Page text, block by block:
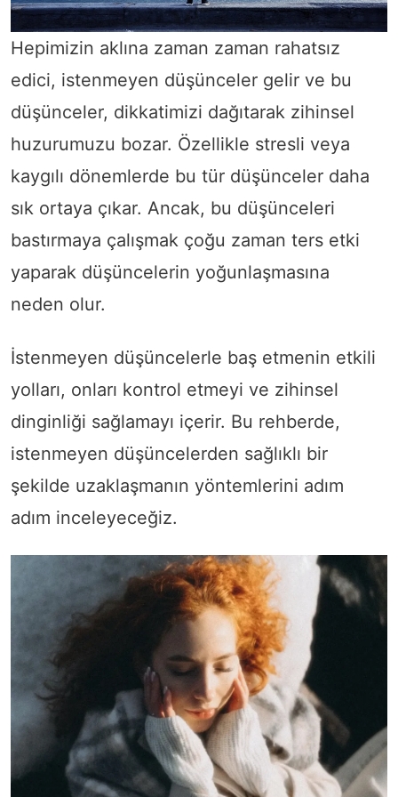
Hepimizin aklına zaman zaman rahatsız
edici, istenmeyen düşünceler gelir ve bu
düşünceler, dikkatimizi dağıtarak zihinsel
huzurumuzu bozar. Özellikle stresli veya
kaygılı dönemlerde bu tür düşünceler daha
sık ortaya çıkar. Ancak, bu düşünceleri
bastırmaya çalışmak çoğu zaman ters etki
yaparak düşüncelerin yoğunlaşmasına
neden olur.
İstenmeyen düşüncelerle baş etmenin etkili
yolları, onları kontrol etmeyi ve zihinsel
dinginliği sağlamayı içerir. Bu rehberde,
istenmeyen düşüncelerden sağlıklı bir
şekilde uzaklaşmanın yöntemlerini adım
adım inceleyeceğiz.